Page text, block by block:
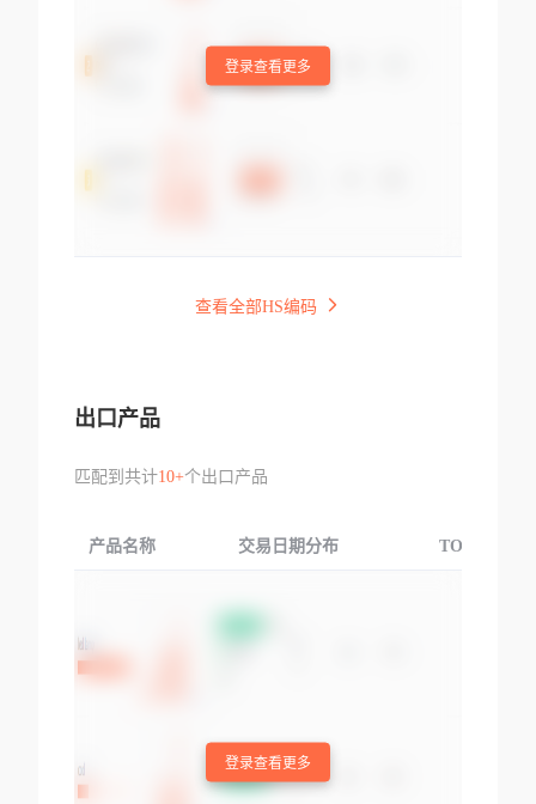
登录查看更多
查看全部HS编码
出口产品
匹配到共计10+个出口产品
产品名称 交易日期分布 TOP3交易国
登录查看更多